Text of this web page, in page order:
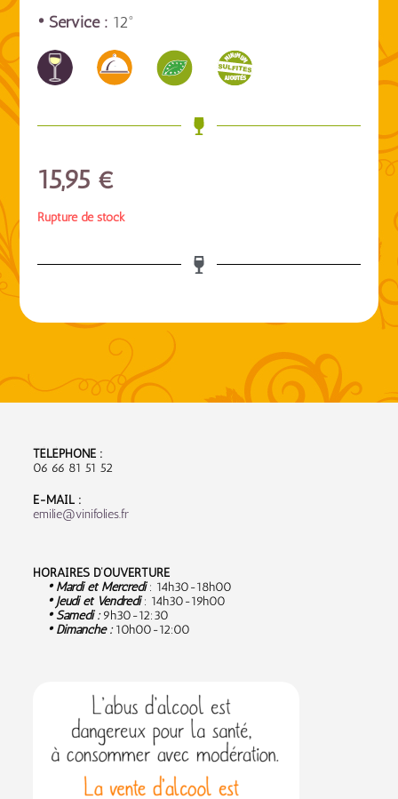
• Service : 12°
15,95 €
Rupture de stock
TÉLÉPHONE :
06 66 81 51 52
E-MAIL :
emilie@vinifolies.fr
HORAIRES D’OUVERTURE
• Mardi et Mercredi: 14h30-18h00
• Jeudi et Vendredi: 14h30-19h00
• Samedi :9h30-12:30
• Dimanche :10h00-12:00